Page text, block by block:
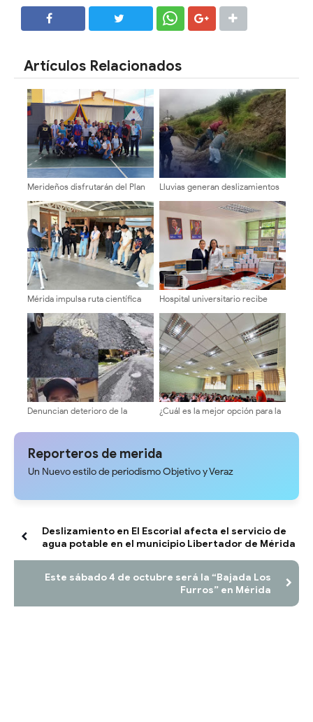
Artículos Relacionados
Merideños disfrutarán del Plan
Lluvias generan deslizamientos
Mérida impulsa ruta científica
Hospital universitario recibe
ayudas técnicas
Denuncian deterioro de la
tras trabajos de tuberías de
¿Cuál es la mejor opción para la
consultas con candidatos a la
Reporteros de merida
Un Nuevo estilo de periodismo Objetivo y Veraz
Deslizamiento en El Escorial afecta el servicio de
agua potable en el municipio Libertador de Mérida
Este sábado 4 de octubre será la “Bajada Los
Furros” en Mérida